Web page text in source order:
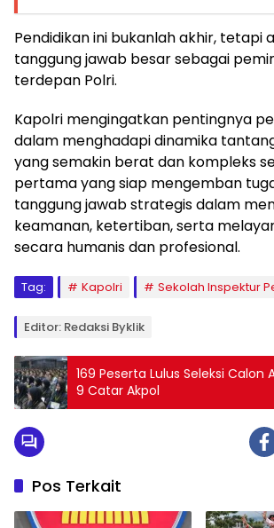
Pendidikan ini bukanlah akhir, tetapi
tanggung jawab besar sebagai
terdepan Polri.
Kapolri mengingatkan pentingnya
dalam menghadapi dinamika
yang semakin berat dan kompleks
pertama yang siap mengemban
tanggung jawab strategis dalam
keamanan, ketertiban, serta
secara humanis dan profesional.
Tag: Kapolri Sekolah Inspektur
Editor: Redaksi Byklik
169 Peserta Lulus Seleksi Calon
9 Catar Akpol
Pos Terkait